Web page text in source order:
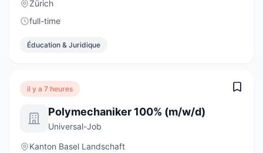
Zürich
full-time
Éducation & Juridique
il y a 7 heures
Polymechaniker 100% (m/w/d)
Universal-Job
Kanton Basel Landschaft